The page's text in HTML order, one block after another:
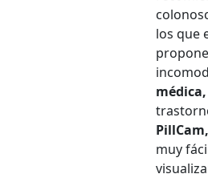
los que
médica,
muy